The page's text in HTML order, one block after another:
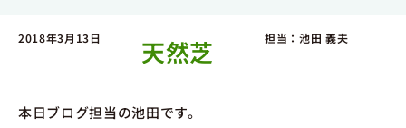
2018年3月13日 天然芝 担当：池田 義夫
本日ブログ担当の池田です。